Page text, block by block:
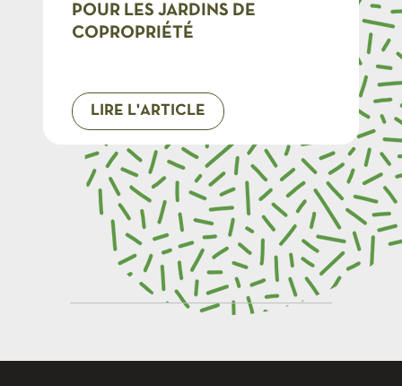
POUR LES JARDINS DE
COPROPRIÉTÉ
LIRE L'ARTICLE